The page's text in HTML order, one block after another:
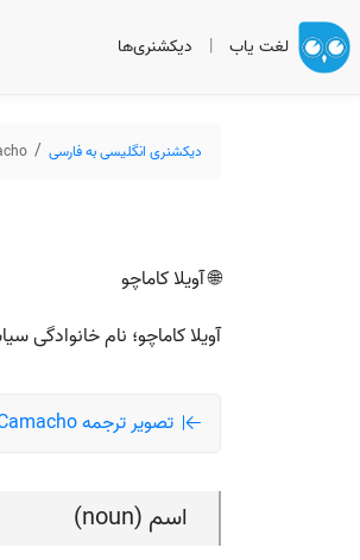
لغت یاب | دیکشنری‌ها
دیکشنری انگلیسی به فارسی
🌐 آویلا کاماچو
آویلا کاماچو؛ نام خانوادگی
تصویر ترجمه Avila Camacho
اسم (noun)